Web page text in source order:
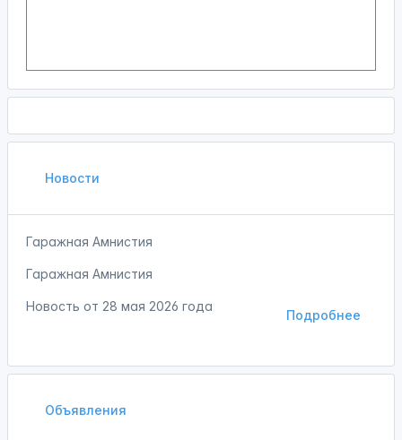
Новости
Гаражная Амнистия
Гаражная Амнистия
Подробнее
Новость от 28 мая 2026 года
Объявления